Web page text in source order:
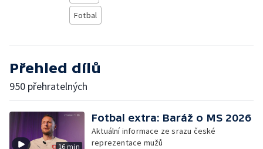
Fotbal
Přehled dílů
950 přehratelných
16 min
Fotbal extra: Baráž o MS 2026
Aktuální informace ze srazu české
reprezentace mužů